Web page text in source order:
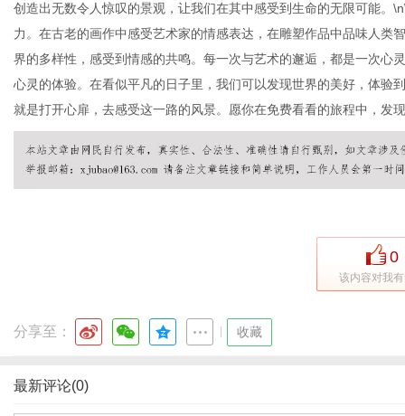
创造出无数令人惊叹的景观，让我们在其中感受到生命的无限可能。
力。在古老的画作中感受艺术家的情感表达，在雕塑作品中品味人类
界的多样性，感受到情感的共鸣。每一次与艺术的邂逅，都是一次心
心灵的体验。在看似平凡的日子里，我们可以发现世界的美好，体验
就是打开心扉，去感受这一路的风景。愿你在免费看看的旅程中，发
0
该内容对我
分享至： 收藏
最新评论(0)